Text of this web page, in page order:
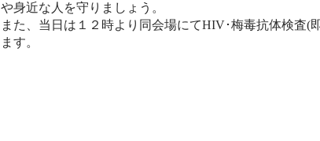
や身近な人を守りましょう。
また、当日は１２時より同会場にてHIV･梅毒抗体検査(
ます。